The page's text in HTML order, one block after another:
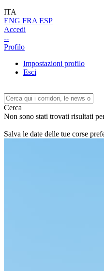
ITA
ENG FRA ESP
Accedi
--
Profilo
Impostazioni profilo
Esci
Cerca
Non sono stati trovati risultati
Salva le date delle tue corse